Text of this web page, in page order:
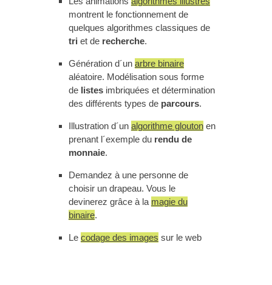
montrent le fonctionnement de
quelques algorithmes classiques de
tri et de recherche.
Génération d´un arbre binaire
aléatoire. Modélisation sous forme
de listesimbriquées et détermination
des différents types de parcours.
Illustration d´un algorithme gloutonen
prenant l´exemple du rendu de
monnaie.
Demandez à une personne de
choisir un drapeau. Vous le
devinerez grâce à la magie du
binaire.
Le codage des images sur le web